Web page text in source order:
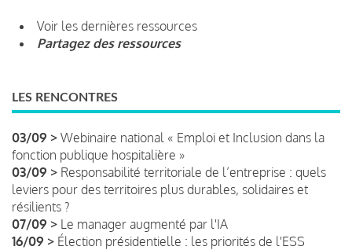
Voir les dernières ressources
Partagez des ressources
LES RENCONTRES
03/09 > Webinaire national « Emploi et Inclusion dans la
fonction publique hospitalière »
03/09 > Responsabilité territoriale de l’entreprise : quels
leviers pour des territoires plus durables, solidaires et
résilients ?
07/09 > Le manager augmenté par l'IA
16/09 > Élection présidentielle : les priorités de l'ESS